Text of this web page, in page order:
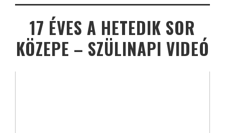
17 ÉVES A HETEDIK SOR
KÖZEPE – SZÜLINAPI VIDEÓ